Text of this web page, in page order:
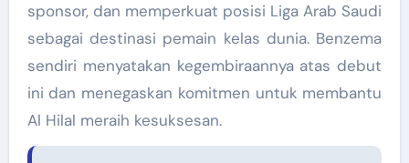
sponsor, dan memperkuat posisi Liga Arab Saudi
sebagai destinasi pemain kelas dunia. Benzema
sendiri menyatakan kegembiraannya atas debut
ini dan menegaskan komitmen untuk membantu
Al Hilal meraih kesuksesan.